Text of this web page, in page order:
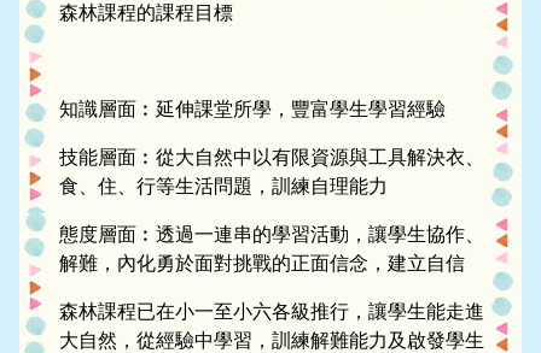
森林課程的課程目標
知識層面︰延伸課堂所學，豐富學生學習經驗
技能層面︰從大自然中以有限資源與工具解決衣、
食、住、行等生活問題，訓練自理能力
態度層面︰透過一連串的學習活動，讓學生協作、
解難，內化勇於面對挑戰的正面信念，建立自信
森林課程已在小一至小六各級推行，讓學生能走進
大自然，從經驗中學習，訓練解難能力及啟發學生